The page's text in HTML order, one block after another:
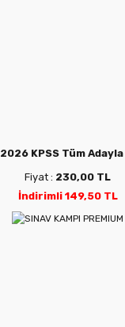
2026 KPSS Tüm Adayla
Fiyat : 230,00 TL
İndirimli 149,50 TL